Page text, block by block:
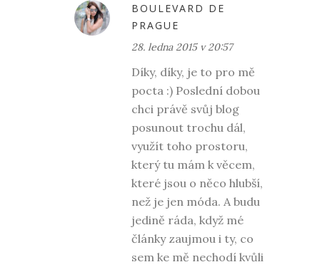
BOULEVARD DE
PRAGUE
28. ledna 2015 v 20:57
Díky, díky, je to pro mě
pocta :) Poslední dobou
chci právě svůj blog
posunout trochu dál,
využít toho prostoru,
který tu mám k věcem,
které jsou o něco hlubší,
než je jen móda. A budu
jedině ráda, když mé
články zaujmou i ty, co
sem ke mě nechodí kvůli